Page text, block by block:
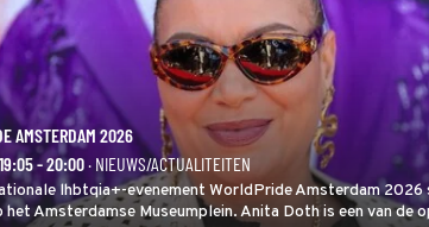
AMSTERDAM 2026
19:05 - 20:00· NIEUWS/ACTUALITEITEN
lhbtqia+-evenement WorldPride Amsterdam 2026
Amsterdamse Museumplein. Anita Doth is een van de